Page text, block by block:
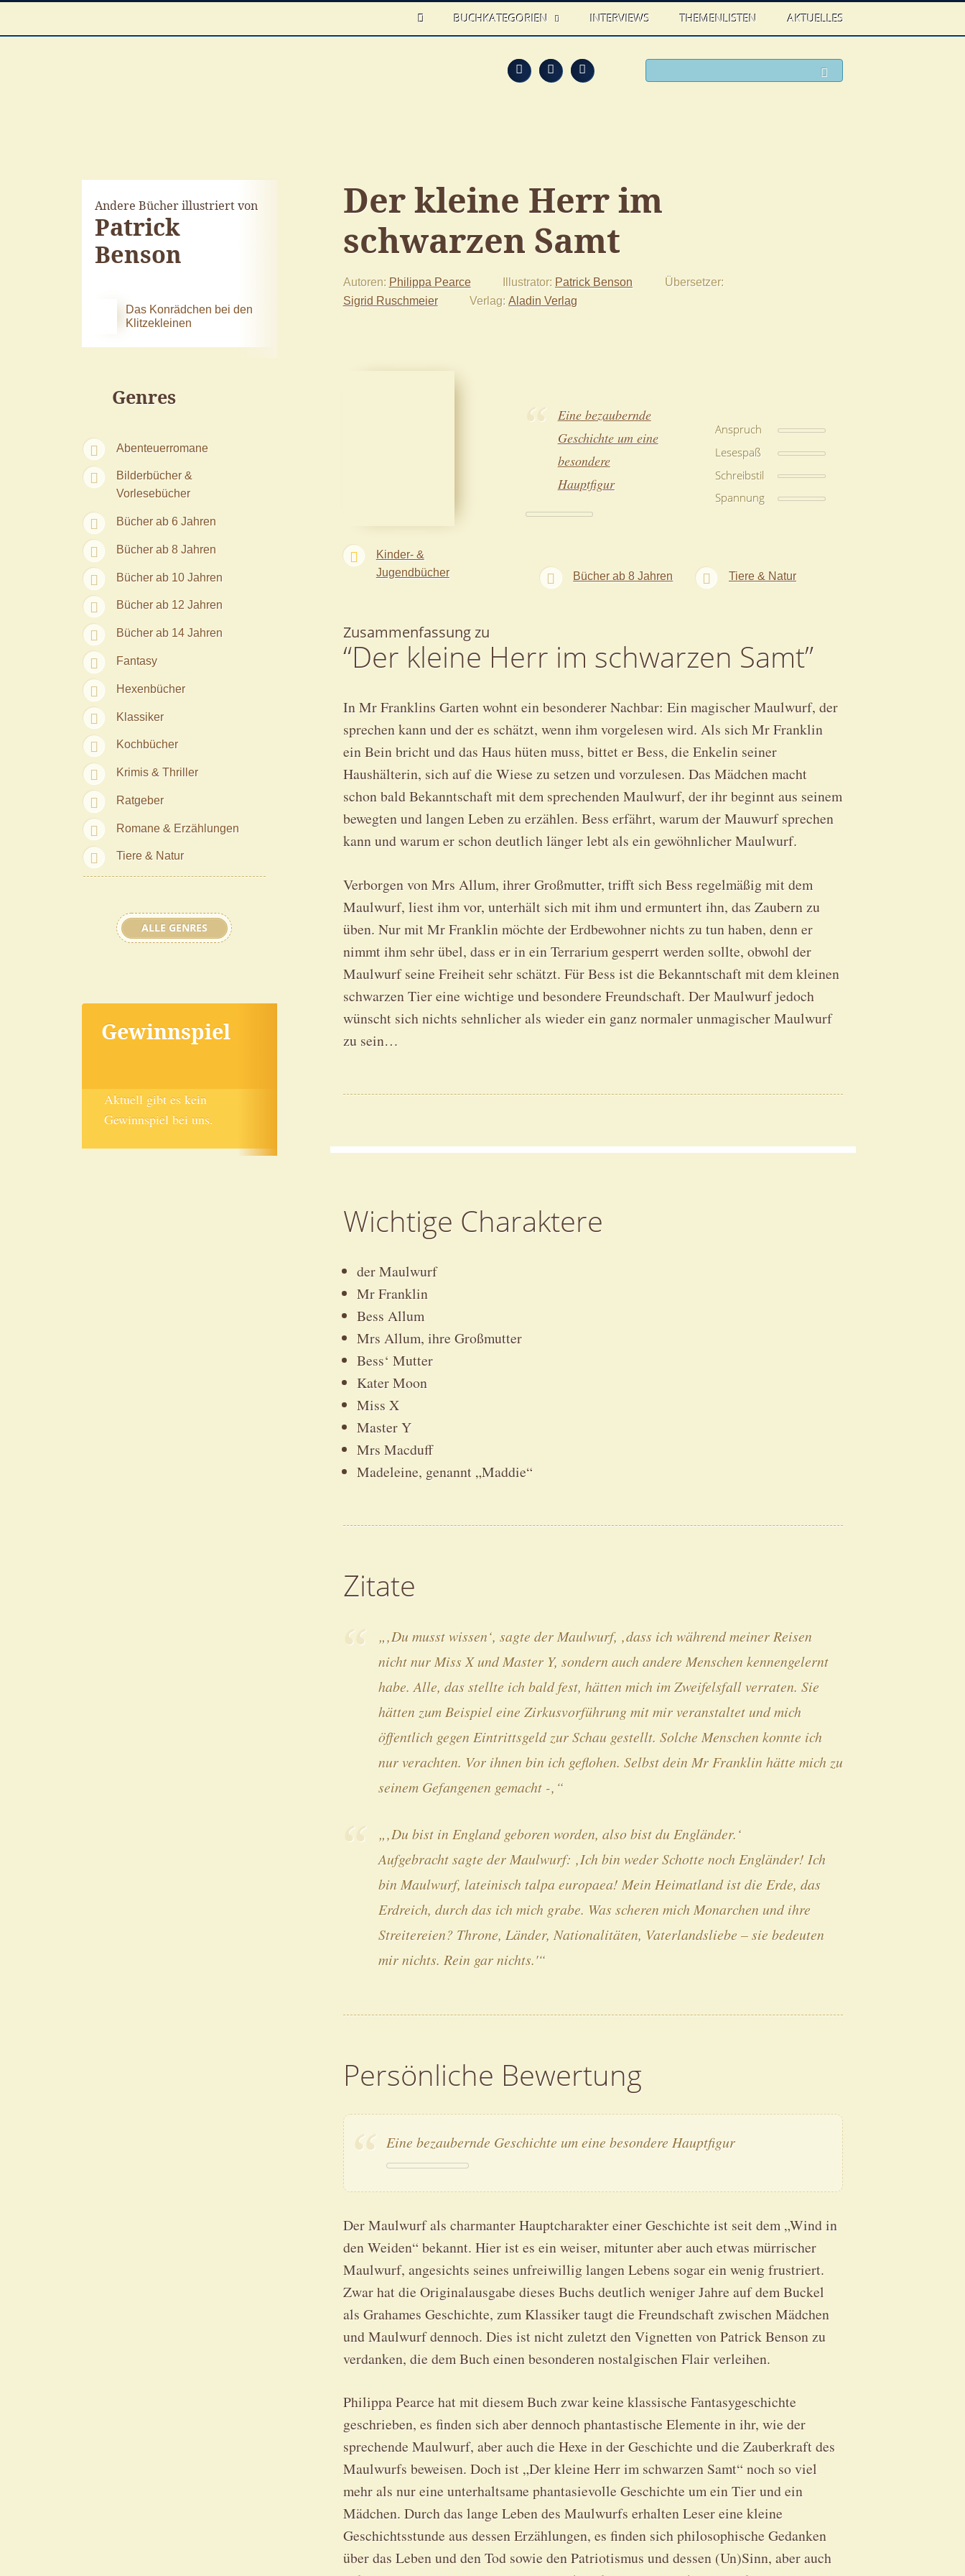
HOME
BUCHKATEGORIEN INTERVIEWS THEMENLISTEN AKTUELLES
Feed FacebookTwitter
Andere Bücher illustriert von
Patrick
Benson
Das Konrädchen bei den
Klitzekleinen
Genres
Abenteuerromane
Bilderbücher &
Vorlesebücher
Bücher ab 6 Jahren
Bücher ab 8 Jahren
Bücher ab 10 Jahren
Bücher ab 12 Jahren
Bücher ab 14 Jahren
Fantasy
Hexenbücher
Klassiker
Kochbücher
Krimis & Thriller
Ratgeber
Romane & Erzählungen
Tiere & Natur
ALLE GENRES
Gewinnspiel
Aktuell gibt es kein
Gewinnspiel bei uns.
Der kleine Herr im
schwarzen Samt
Autoren Philippa Pearce Illustrator Patrick Benson
Übersetzer
Sigrid Ruschmeier
Verlag Aladin Verlag
Kinder- &
Jugendbücher
Eine bezaubernde
Geschichte um eine
besondere
Hauptfigur
Anspruch
Lesespaß
Schreibstil
Spannung
Bücher ab 8 Jahren Tiere & Natur
Zusammenfassung zu
“Der kleine Herr im schwarzen Samt”
In Mr Franklins Garten wohnt ein besonderer Nachbar: Ein magischer Maulwurf, der
sprechen kann und der es schätzt, wenn ihm vorgelesen wird. Als sich Mr Franklin
ein Bein bricht und das Haus hüten muss, bittet er Bess, die Enkelin seiner
Haushälterin, sich auf die Wiese zu setzen und vorzulesen. Das Mädchen macht
schon bald Bekanntschaft mit dem sprechenden Maulwurf, der ihr beginnt aus seinem
bewegten und langen Leben zu erzählen. Bess erfährt, warum der Mauwurf sprechen
kann und warum er schon deutlich länger lebt als ein gewöhnlicher Maulwurf.
Verborgen von Mrs Allum, ihrer Großmutter, trifft sich Bess regelmäßig mit dem
Maulwurf, liest ihm vor, unterhält sich mit ihm und ermuntert ihn, das Zaubern zu
üben. Nur mit Mr Franklin möchte der Erdbewohner nichts zu tun haben, denn er
nimmt ihm sehr übel, dass er in ein Terrarium gesperrt werden sollte, obwohl der
Maulwurf seine Freiheit sehr schätzt. Für Bess ist die Bekanntschaft mit dem kleinen
schwarzen Tier eine wichtige und besondere Freundschaft. Der Maulwurf jedoch
wünscht sich nichts sehnlicher als wieder ein ganz normaler unmagischer Maulwurf
zu sein…
Wichtige Charaktere
der Maulwurf
Mr Franklin
Bess Allum
Mrs Allum, ihre Großmutter
Bess‘ Mutter
Kater Moon
Miss X
Master Y
Mrs Macduff
Madeleine, genannt „Maddie“
Zitate
„‚Du musst wissen‘, sagte der Maulwurf, ‚dass ich während meiner Reisen
nicht nur Miss X und Master Y, sondern auch andere Menschen kennengelernt
habe. Alle, das stellte ich bald fest, hätten mich im Zweifelsfall verraten. Sie
hätten zum Beispiel eine Zirkusvorführung mit mir veranstaltet und mich
öffentlich gegen Eintrittsgeld zur Schau gestellt. Solche Menschen konnte ich
nur verachten. Vor ihnen bin ich geflohen. Selbst dein Mr Franklin hätte mich zu
seinem Gefangenen gemacht -‚“
„‚Du bist in England geboren worden, also bist du Engländer.‘
Aufgebracht sagte der Maulwurf: ‚Ich bin weder Schotte noch Engländer! Ich
bin Maulwurf, lateinisch talpa europaea! Mein Heimatland ist die Erde, das
Erdreich, durch das ich mich grabe. Was scheren mich Monarchen und ihre
Streitereien? Throne, Länder, Nationalitäten, Vaterlandsliebe – sie bedeuten
mir nichts. Rein gar nichts.'“
Persönliche Bewertung
Eine bezaubernde Geschichte um eine besondere Hauptfigur
Der Maulwurf als charmanter Hauptcharakter einer Geschichte ist seit dem „Wind in
den Weiden“ bekannt. Hier ist es ein weiser, mitunter aber auch etwas mürrischer
Maulwurf, angesichts seines unfreiwillig langen Lebens sogar ein wenig frustriert.
Zwar hat die Originalausgabe dieses Buchs deutlich weniger Jahre auf dem Buckel
als Grahames Geschichte, zum Klassiker taugt die Freundschaft zwischen Mädchen
und Maulwurf dennoch. Dies ist nicht zuletzt den Vignetten von Patrick Benson zu
verdanken, die dem Buch einen besonderen nostalgischen Flair verleihen.
Philippa Pearce hat mit diesem Buch zwar keine klassische Fantasygeschichte
geschrieben, es finden sich aber dennoch phantastische Elemente in ihr, wie der
sprechende Maulwurf, aber auch die Hexe in der Geschichte und die Zauberkraft des
Maulwurfs beweisen. Doch ist „Der kleine Herr im schwarzen Samt“ noch so viel
mehr als nur eine unterhaltsame phantasievolle Geschichte um ein Tier und ein
Mädchen. Durch das lange Leben des Maulwurfs erhalten Leser eine kleine
Geschichtsstunde aus dessen Erzählungen, es finden sich philosophische Gedanken
über das Leben und den Tod sowie den Patriotismus und dessen (Un)Sinn, aber auch